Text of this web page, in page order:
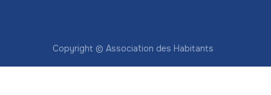
Copyright © Association des Habitants